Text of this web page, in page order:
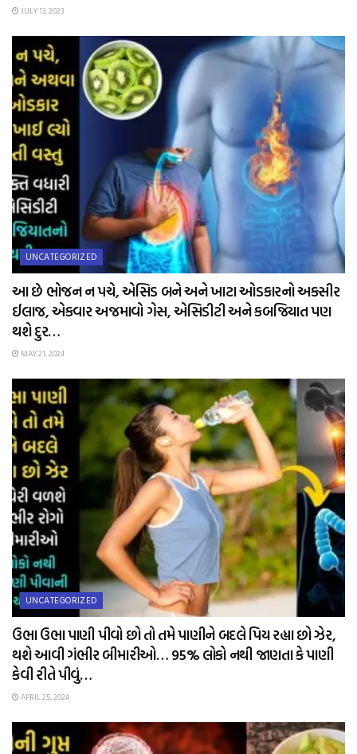
JULY 13, 2023
UNCATEGORIZED
આ છે ભોજન ન પચે, એસિડ બને અને ખાટા ઓડકારનો અકસીર
ઈલાજ, એકવાર અજમાવો ગેસ, એસિડીટી અને કબજિયાત પણ
થશે દુર…
MAY 21, 2024
UNCATEGORIZED
ઉભા ઉભા પાણી પીવો છો તો તમે પાણીને બદલે પિય રહ્યા છો ઝેર,
થશે આવી ગંભીર બીમારીઓ… 95% લોકો નથી જાણતા કે પાણી
કેવી રીતે પીવું…
APRIL 25, 2024